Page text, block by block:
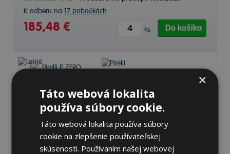
K odberu na 17 pobočkách
185,48 € ks Do košíka
Pirelli P ZERO PZ5
285/30 R20 99 Y Letné
73 dB
×
Táto webová lokalita
používa súbory cookie.
Táto webová lokalita používa súbory
cookie na zlepšenie používateľskej
skúsenosti. Používaním našej webovej